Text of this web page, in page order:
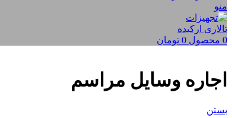
منو
0 محصول 0 تومان
اجاره وسایل مراسم
بستن